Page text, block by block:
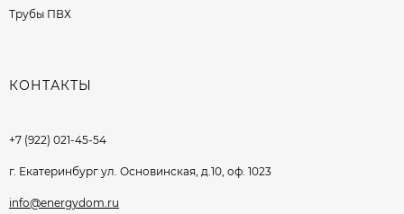
Трубы ПВХ
КОНТАКТЫ
+7 (922) 021-45-54
г. Екатеринбург ул. Основинская, д.10, оф. 1023
info@energydom.ru